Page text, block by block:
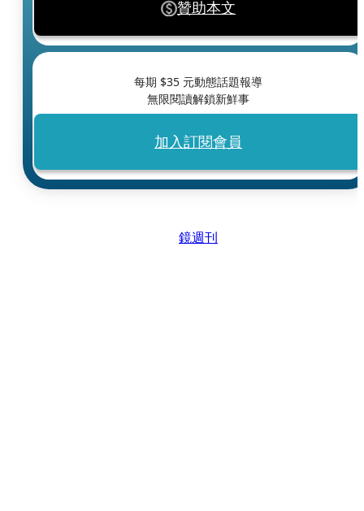
贊助本文
每期 $35 元動態話題報導
無限閱讀解鎖新鮮事
加入訂閱會員
鏡週刊